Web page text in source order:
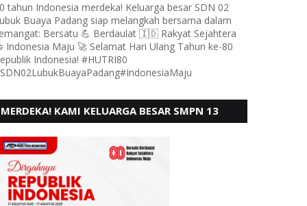
tahun Indonesia merdeka! Keluarga besar SDN 02
Buaya Padang siap melangkah bersama dalam
Bersatu 💪 Berdaulat 🇮🇩 Rakyat Sejahtera
Indonesia Maju 🚀 Selamat Hari Ulang Tahun ke-80
Indonesia! #HUTRI80
MERDEKA! KAMI KELUARGA BESAR SMPN 13